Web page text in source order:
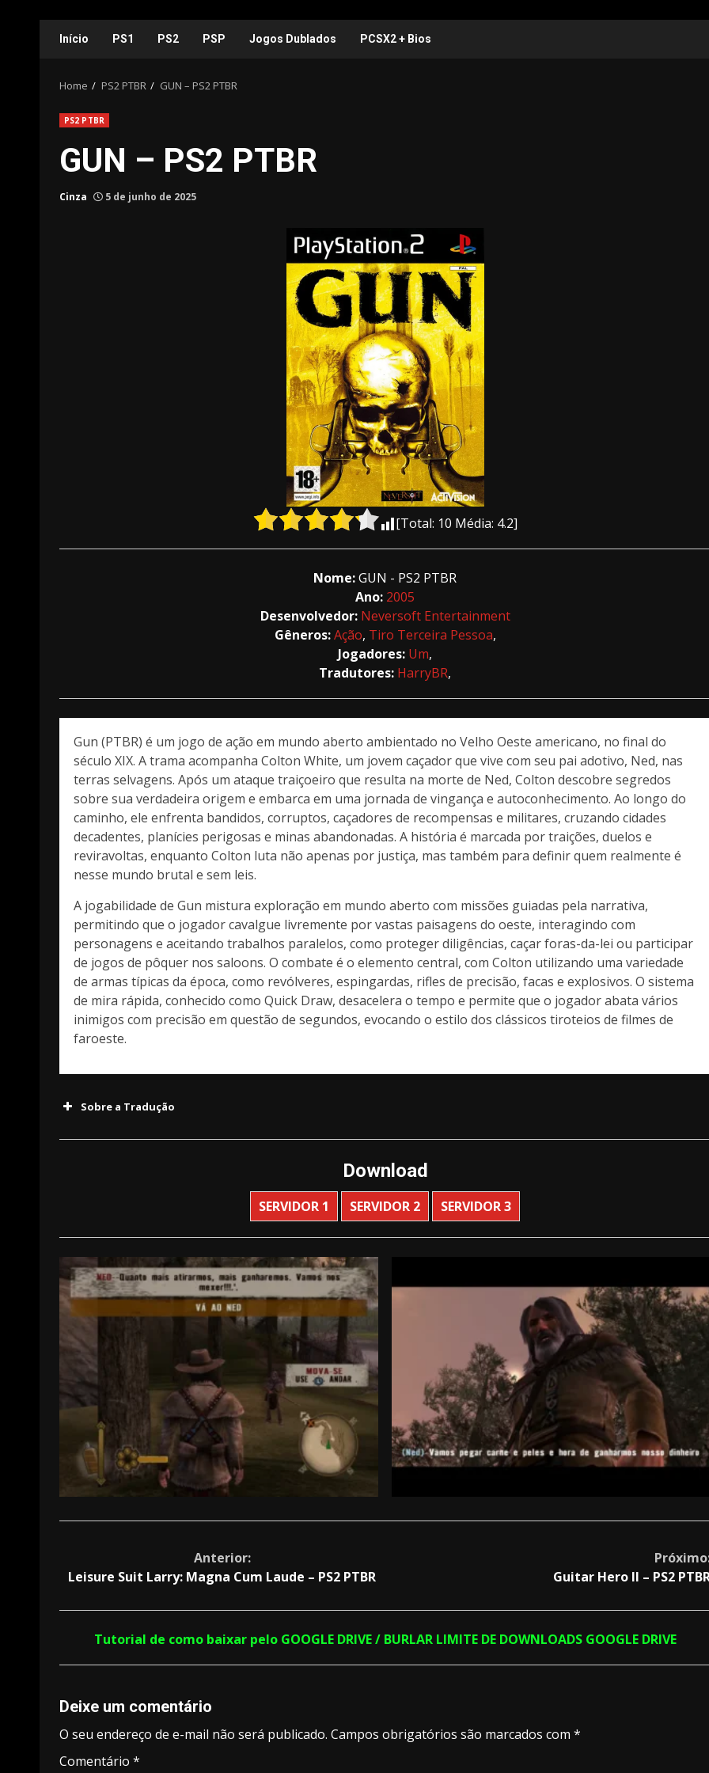
Início PS1 PS2 PSP Jogos Dublados PCSX2 + Bios
Home PS2 PTBR GUN – PS2 PTBR
PS2 PTBR
GUN – PS2 PTBR
Cinza 5 de junho de 2025
[Total: 10 Média: 4.2]
Nome:GUN - PS2 PTBR
Ano: 2005
Desenvolvedor: Neversoft Entertainment
Gêneros:Ação, Tiro Terceira Pessoa,
Jogadores: Um,
Tradutores: HarryBR,
Gun (PTBR) é um jogo de ação em mundo aberto ambientado no Velho Oeste americano, no final do
século XIX. A trama acompanha Colton White, um jovem caçador que vive com seu pai adotivo, Ned, nas
terras selvagens. Após um ataque traiçoeiro que resulta na morte de Ned, Colton descobre segredos
sobre sua verdadeira origem e embarca em uma jornada de vingança e autoconhecimento. Ao longo do
caminho, ele enfrenta bandidos, corruptos, caçadores de recompensas e militares, cruzando cidades
decadentes, planícies perigosas e minas abandonadas. A história é marcada por traições, duelos e
reviravoltas, enquanto Colton luta não apenas por justiça, mas também para definir quem realmente é
nesse mundo brutal e sem leis.
A jogabilidade de Gun mistura exploração em mundo aberto com missões guiadas pela narrativa,
permitindo que o jogador cavalgue livremente por vastas paisagens do oeste, interagindo com
personagens e aceitando trabalhos paralelos, como proteger diligências, caçar foras-da-lei ou participar
de jogos de pôquer nos saloons. O combate é o elemento central, com Colton utilizando uma variedade
de armas típicas da época, como revólveres, espingardas, rifles de precisão, facas e explosivos. O sistema
de mira rápida, conhecido como Quick Draw, desacelera o tempo e permite que o jogador abata vários
inimigos com precisão em questão de segundos, evocando o estilo dos clássicos tiroteios de filmes de
faroeste.
Sobre a Tradução
Download
SERVIDOR 1 SERVIDOR 2 SERVIDOR 3
Anterior:
Leisure Suit Larry: Magna Cum Laude – PS2 PTBR
Guitar Hero II – PS2
Tutorial de como baixar pelo GOOGLE DRIVE / BURLAR LIMITE DE DOWNLOADS GOOGLE DRIVE
Deixe um comentário
O seu endereço de e-mail não será publicado. Campos obrigatórios são marcados com *
Comentário *